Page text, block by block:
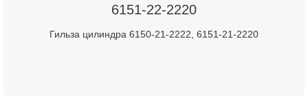
6151-22-2220
Гильза цилиндра 6150-21-2222, 6151-21-2220